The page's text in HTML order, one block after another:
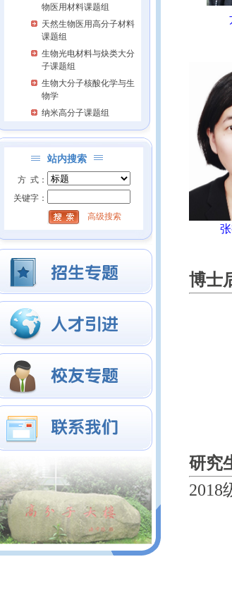
物医用材料课题组
天然生物医用高分子材料
课题组
生物光电材料与炔类大分
子课题组
生物大分子核酸化学与生
物学
纳米高分子课题组
站内搜索
方 式：
关键字：
高级搜索
博士
研究
2018